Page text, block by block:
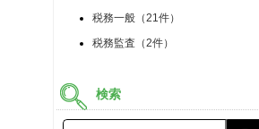
税務一般（21件）
税務監査（2件）
検索